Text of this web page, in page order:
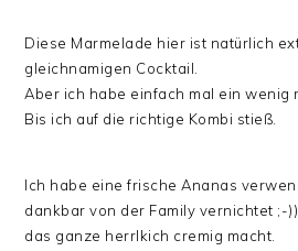
Diese Marmelade hier ist natürlich
gleichnamigen Cocktail.
Aber ich habe einfach mal ein wenig
Bis ich auf die richtige Kombi stieß.
Ich habe eine frische Ananas
dankbar von der Family vernichtet ;-
das ganze herrlkich cremig macht.